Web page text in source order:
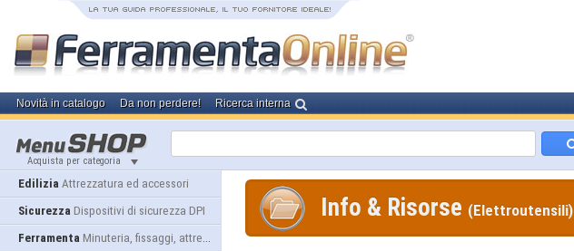
Novità in catalogo Da non perdere! Ricerca interna
Acquista per categoria
Edilizia Attrezzatura ed accessori
Sicurezza Dispositivi di sicurezza DPI
Ferramenta Minuteria, fissaggi, attrezzatura
Info & Risorse (Elettroutensili)